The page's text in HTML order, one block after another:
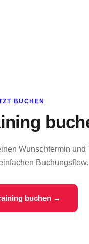
BUCHEN
Wunschtermin und
Buchungsflow.
buchen →